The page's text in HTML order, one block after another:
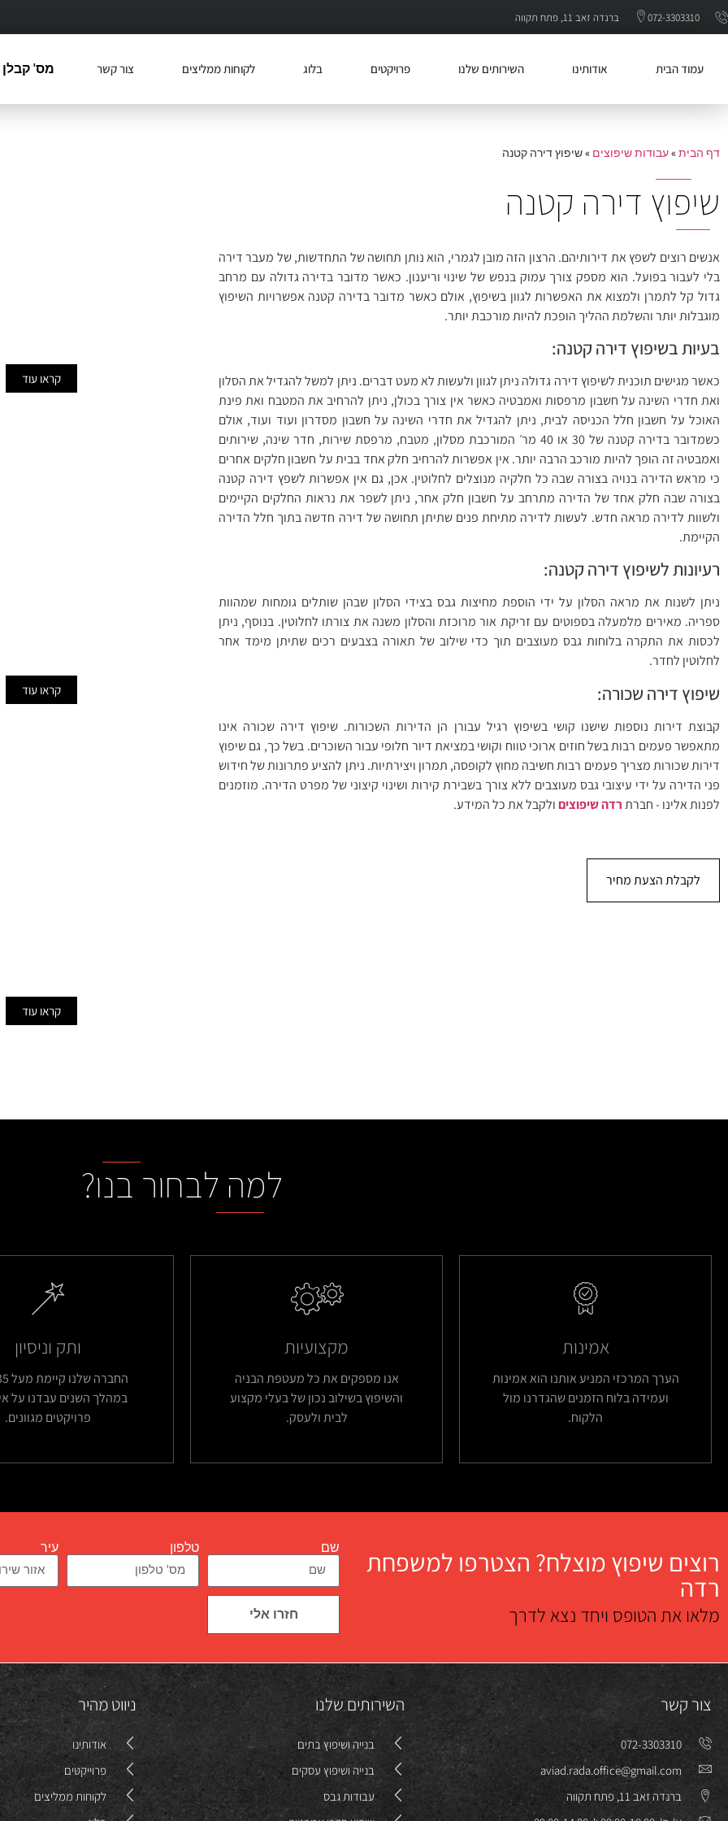
072-3303310 ברנדה זאב 11, פתח תקווה
עמוד הבית אודותינו השירותים שלנו פרויקטים בלוג לקוחות ממליצים צור קשר מס' קבלן
דף הבית»עבודות שיפוצים »שיפוץ דירה קטנה
שיפוץ דירה קטנה
אנשים רוצים לשפץ את דירותיהם. הרצון הזה מובן לגמרי, הוא נותן תחושה של התחדשות, של מעבר דירה
בלי לעבור בפועל. הוא מספק צורך עמוק בנפש של שינוי וריענון. כאשר מדובר בדירה גדולה עם מרחב
גדול קל לתמרן ולמצוא את האפשרות לגוון בשיפוץ, אולם כאשר מדובר בדירה קטנה אפשרויות השיפוץ
מוגבלות יותר והשלמת ההליך הופכת להיות מורכבת יותר.
בעיות בשיפוץ דירה קטנה:
כאשר מגישים תוכנית לשיפוץ דירה גדולה ניתן לגוון ולעשות לא מעט דברים. ניתן למשל להגדיל את הסלון
ואת חדרי השינה על חשבון מרפסות ואמבטיה כאשר אין צורך בכולן, ניתן להרחיב את המטבח ואת פינת
האוכל על חשבון חלל הכניסה לבית, ניתן להגדיל את חדרי השינה על חשבון מסדרון ועוד ועוד, אולם
כשמדובר בדירה קטנה של 30 או 40 מר׳ המורכבת מסלון, מטבח, מרפסת שירות, חדר שינה, שירותים
ואמבטיה זה הופך להיות מורכב הרבה יותר. אין אפשרות להרחיב חלק אחד בבית על חשבון חלקים אחרים
כי מראש הדירה בנויה בצורה שבה כל חלקיה מנוצלים לחלוטין. אכן, גם אין אפשרות לשפץ דירה קטנה
בצורה שבה חלק אחד של הדירה מתרחב על חשבון חלק אחר, ניתן לשפר את נראות החלקים הקיימים
ולשוות לדירה מראה חדש. לעשות לדירה מתיחת פנים שתיתן תחושה של דירה חדשה בתוך חלל הדירה
הקיימת.
רעיונות לשיפוץ דירה קטנה:
ניתן לשנות את מראה הסלון על ידי הוספת מחיצות גבס בצידי הסלון שבהן שותלים גומחות שמהוות
ספריה. מאירים מלמעלה בספוטים עם זריקת אור מרוכזת והסלון משנה את צורתו לחלוטין. בנוסף, ניתן
לכסות את התקרה בלוחות גבס מעוצבים תוך כדי שילוב של תאורה בצבעים רכים שתיתן מימד אחר
לחלוטין לחדר.
שיפוץ דירה שכורה:
קבוצת דירות נוספות שישנו קושי בשיפוץ רגיל עבורן הן הדירות השכורות. שיפוץ דירה שכורה אינו
מתאפשר פעמים רבות בשל חוזים ארוכי טווח וקושי במציאת דיור חלופי עבור השוכרים. בשל כך, גם שיפוץ
דירות שכורות מצריך פעמים רבות חשיבה מחוץ לקופסה, תמרון ויצירתיות. ניתן להציע פתרונות של חידוש
פני הדירה על ידי עיצובי גבס מעוצבים ללא צורך בשבירת קירות ושינוי קיצוני של מפרט הדירה. מוזמנים
לפנות אלינו - חברתרדה שיפוציםולקבל את כל המידע.
לקבלת הצעת מחיר
קראו עוד
קראו עוד
קראו עוד
למה לבחור בנו?
אמינות
הערך המרכזי המניע אותנו הוא אמינות
ועמידה בלוח הזמנים שהגדרנו מול
הלקוח.
מקצועיות
אנו מספקים את כל מעטפת הבניה
והשיפוץ בשילוב נכון של בעלי מקצוע
לבית ולעסק.
ותק וניסיון
במהלך השנים עבדנו על
פרויקטים מגוונים.
רוצים שיפוץ מוצלח? הצטרפו למשפחת
רדה
מלאו את הטופס ויחד נצא לדרך
שם טלפון עיר
חזרו אלי
צור קשר
072-3303310
aviad.rada.office@gmail.com
ברנדה זאב 11, פתח תקווה
השירותים שלנו
בנייה ושיפוץ בתים
בנייה ושיפוץ עסקים
עבודות גבס
ניווט מהיר
אודותינו
פרוייקטים
לקוחות ממליצים